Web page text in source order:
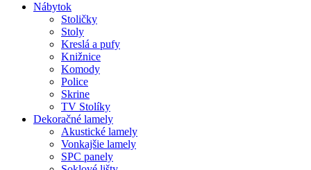
Nábytok
Stoličky
Stoly
Kreslá a pufy
Knižnice
Komody
Police
Skrine
TV Stolíky
Dekoračné lamely
Akustické lamely
Vonkajšie lamely
SPC panely